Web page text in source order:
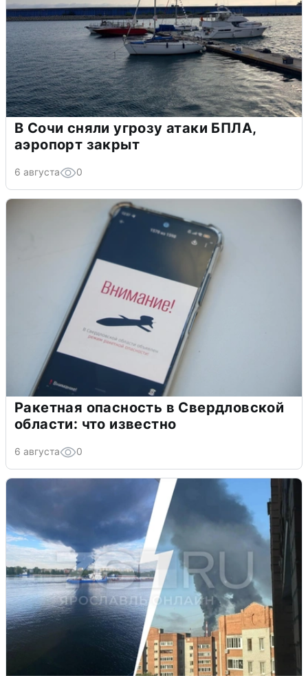
В Сочи сняли угрозу атаки БПЛА,
аэропорт закрыт
6 августа 0
Ракетная опасность в Свердловской
области: что известно
6 августа 0